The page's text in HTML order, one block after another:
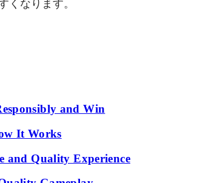
くなります。
and Win
It Works
and Quality Experience